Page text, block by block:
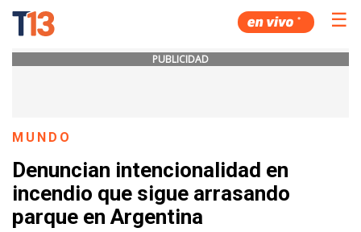
☰
PUBLICIDAD
MUNDO
Denuncian intencionalidad en
incendio que sigue arrasando
parque en Argentina